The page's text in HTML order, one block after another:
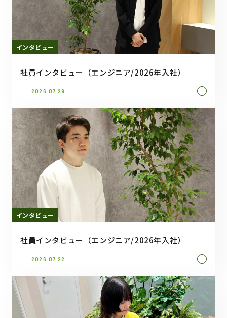
インタビュー
社員インタビュー（エンジニア/2026年入社）
2026.07.29
インタビュー
社員インタビュー（エンジニア/2026年入社）
2026.07.22